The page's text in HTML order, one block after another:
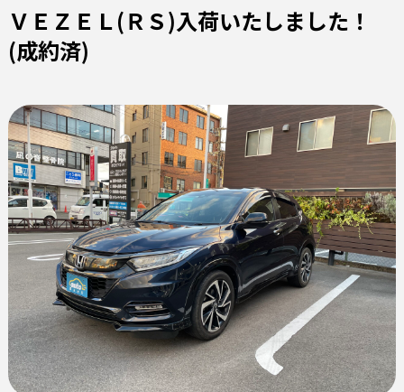
ＶＥＺＥＬ(ＲＳ)入荷いたしました！
(成約済)